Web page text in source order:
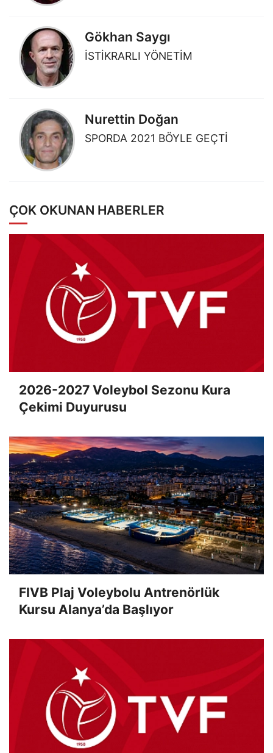
Gökhan Saygı
İSTİKRARLI YÖNETİM
Nurettin Doğan
SPORDA 2021 BÖYLE GEÇTİ
ÇOK OKUNAN HABERLER
2026-2027 Voleybol Sezonu Kura
Çekimi Duyurusu
FIVB Plaj Voleybolu Antrenörlük
Kursu Alanya’da Başlıyor